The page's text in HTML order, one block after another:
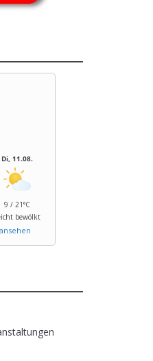
Di, 11.08.
9 / 21°C
bewölkt